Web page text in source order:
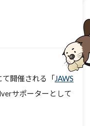
開催される「JAWS
サポーターとして